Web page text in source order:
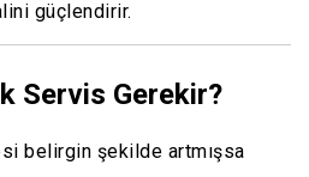
güçlendirir.
Servis Gerekir?
belirgin şekilde artmışsa